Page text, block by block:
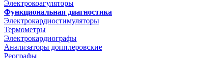
Электрокоагуляторы
Функциональная диагностика
Электрокардиостимуляторы
Термометры
Электрокардиографы
Анализаторы допплеровские
Реографы